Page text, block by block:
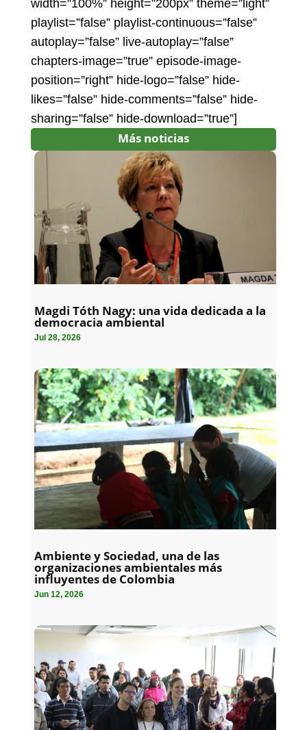
width=”100%” height=”200px” theme=”light”
playlist=”false” playlist-continuous=”false”
autoplay=”false” live-autoplay=”false”
chapters-image=”true” episode-image-
position=”right” hide-logo=”false” hide-
likes=”false” hide-comments=”false” hide-
sharing=”false” hide-download=”true”]
Más noticias
Magdi Tóth Nagy: una vida dedicada a la
democracia ambiental
Jul 28, 2026
Ambiente y Sociedad, una de las
organizaciones ambientales más
influyentes de Colombia
Jun 12, 2026